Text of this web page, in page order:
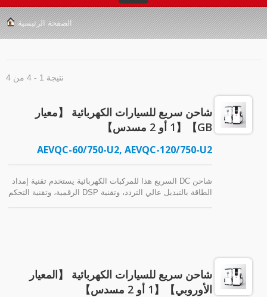
الصفحة الرئيسية
نتيجة 1 - 4 من 4
شاحن سريع للسيارات الكهربائية 【معيار
GB】【1 أو 2 مسدس】
AEVQC-60/750-U2, AEVQC-120/750-U2
شاحن DC السريع هذا للمركبات الكهربائية يستخدم تقنية إمداد
الطاقة بالتبديل عالي التردد، وتقنية DSP الرقمية، وتقنية التحكم
شاحن سريع للسيارات الكهربائية 【المعيار
الأوروبي】【1 أو 2 مسدس】